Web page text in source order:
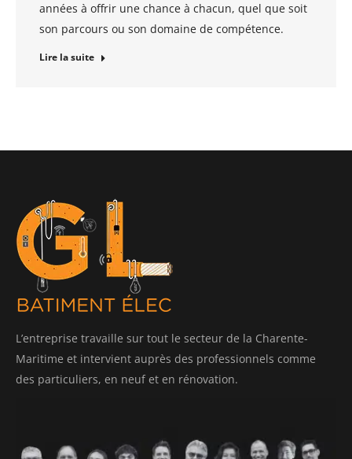
années à offrir une chance à chacun, quel que soit
son parcours ou son domaine de compétence.
Lire la suite
L’entreprise travaille sur tout le secteur de la Charente-
Maritime et intervient auprès des professionnels comme
des particuliers, en neuf et en rénovation.